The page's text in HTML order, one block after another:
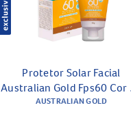
Protetor Solar Facial
Australian Gold Fps60 Cor
40g
AUSTRALIAN GOLD